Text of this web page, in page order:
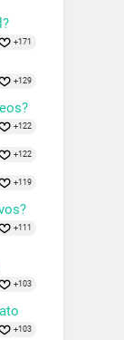
+171
+129
+122
+122
+119
+111
+103
+103